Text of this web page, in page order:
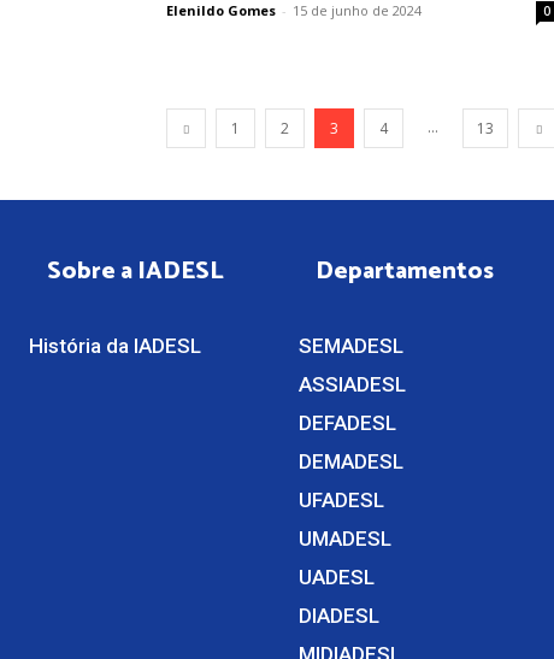
Elenildo Gomes - 15 de junho de 2024 0
1 2 3 4 ... 13
Sobre a IADESL
História da IADESL
Departamentos
SEMADESL
ASSIADESL
DEFADESL
DEMADESL
UFADESL
UMADESL
UADESL
DIADESL
MIDIADESL